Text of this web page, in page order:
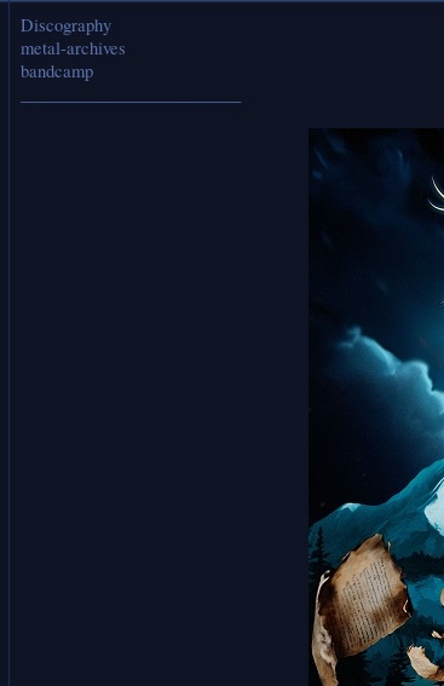
Discography
metal-archives
bandcamp